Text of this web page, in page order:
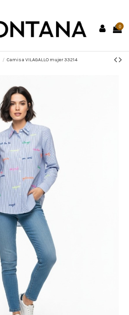
0
Camisa VILAGALLO mujer 33214